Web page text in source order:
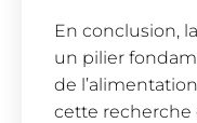
En conclusion,
un pilier
de
cette recherche